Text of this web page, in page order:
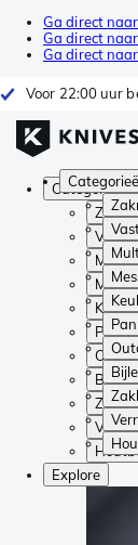
Ga direct
Ga direct
Ga direct
Voor 22:00 uur
Categorieën
Vaste
Bijlen
Explore